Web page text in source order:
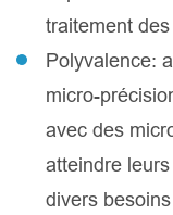
traitement
Polyvalence:
micro-
avec des
atteindre
divers